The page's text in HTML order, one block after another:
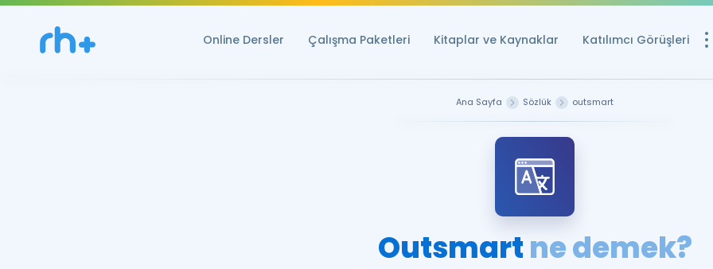
Online Dersler Çalışma Paketleri Kitaplar ve Kaynaklar Katılımcı Görüşleri
YDS ve YÖKDİL
Ana Sayfa Sözlük outsmart
Outsmartne demek?